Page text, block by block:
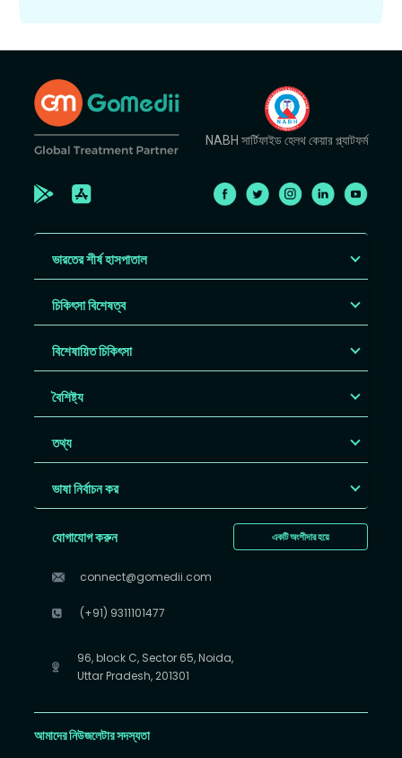
NABH সার্টিফাইড হেলথ কেয়ার প্ল্যাটফর্ম
ভারতের শীর্ষ হাসপাতাল
চিকিৎসা বিশেষত্ব
বিশেষায়িত চিকিৎসা
বৈশিষ্ট্য
তথ্য
ভাষা নির্বাচন কর
একটি অংশীদার হয়ে
যোগাযোগ করুন
connect@gomedii.com
(+91) 9311101477
96, block C, Sector 65, Noida,
Uttar Pradesh, 201301
আমাদের নিউজলেটার সদস্যতা